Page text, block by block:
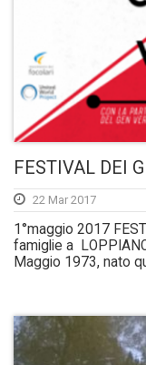
FESTIVAL DEI
22 Mar 2017
1°maggio 2017
famiglie a
Maggio 1973, nato